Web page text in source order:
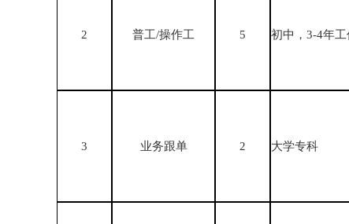
2 普工/操作工 5 初中，3-4年
3 业务跟单 2 大学专科